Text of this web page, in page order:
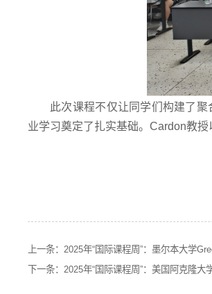
此次课程不仅让同学们构建了
业学习奠定了扎实基础。Cardon教
上一条： 2025年“国际课程周”：墨尔本大学
下一条： 2025年“国际课程周”：美国阿克隆